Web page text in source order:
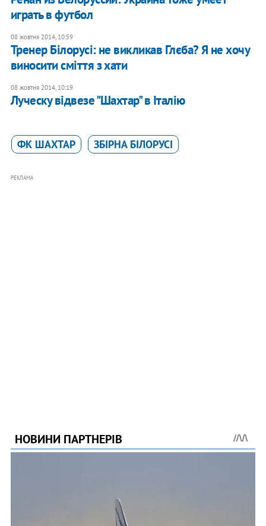
играть в футбол
08 жовтня 2014, 10:59
Тренер Білорусі: не викликав Глєба? Я не хочу
виносити сміття з хати
08 жовтня 2014, 10:19
Луческу відвезе "Шахтар" в Італію
ФК ШАХТАР ЗБІРНА БІЛОРУСІ
РЕКЛАМА